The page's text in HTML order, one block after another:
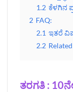
1.2 ಕೆಳಗಿನ
2 FAQ:
2.1 ಇತರೆ
2.2 Related
ತರಗತಿ :